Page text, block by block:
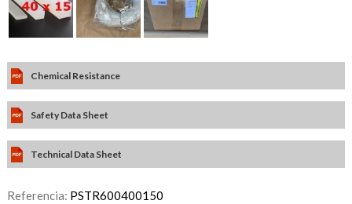
Chemical Resistance
Safety Data Sheet
Technical Data Sheet
Referencia: PSTR600400150